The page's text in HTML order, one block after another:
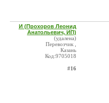
И (Прохоров Леонид
Анатольевич, ИП)
(удалена)
Перевозчик ,
Казань
Код:9705018
#16